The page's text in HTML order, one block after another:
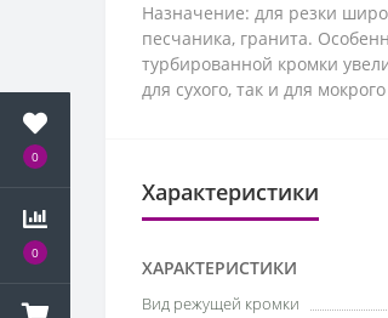
0
0
Назначение: для резки
песчаника, гранита.
турбированной кромки
для сухого, так и для
Характеристики
ХАРАКТЕРИСТИКИ
Вид режущей кромки